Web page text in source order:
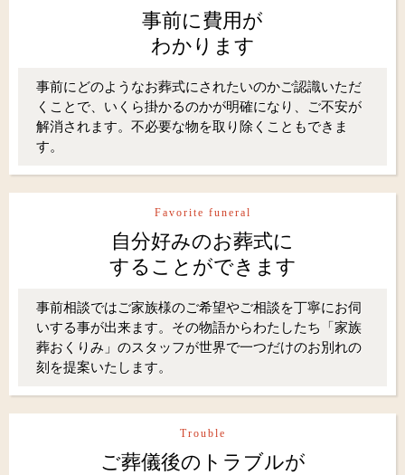
事前に費用が
わかります
事前にどのようなお葬式にされたいのかご認識いただ
くことで、いくら掛かるのかが明確になり、ご不安が
解消されます。不必要な物を取り除くこともできま
す。
Favorite funeral
自分好みのお葬式に
することができます
事前相談ではご家族様のご希望やご相談を丁寧にお伺
いする事が出来ます。その物語からわたしたち「家族
葬おくりみ」のスタッフが世界で一つだけのお別れの
刻を提案いたします。
Trouble
ご葬儀後のトラブルが